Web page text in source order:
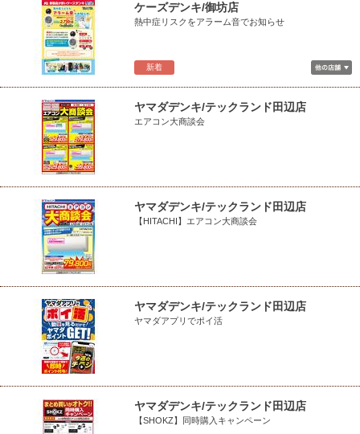
新着
ケーズデンキ/御坊店
熱中症リスクをアラーム音でお知らせ
ヤマダデンキ/テックランド田辺店
エアコン大商談会
ヤマダデンキ/テックランド田辺店
【HITACHI】エアコン大商談会
ヤマダデンキ/テックランド田辺店
ヤマダアプリでポイ活
ヤマダデンキ/テックランド田辺店
【SHOKZ】同時購入キャンペーン